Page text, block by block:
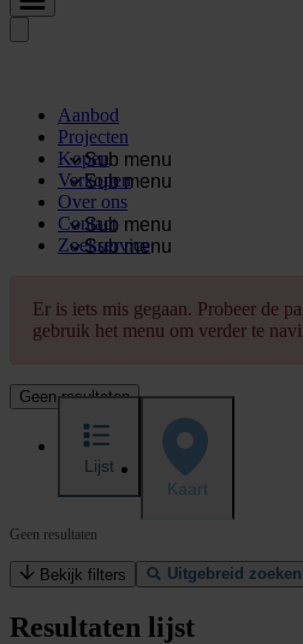
Aanbod
Projecten
Sub menu
Kopen
Sub menu
Verkopen
Over ons
Sub menu
Contact
Sub menu
Zoekservice
Er is iets mis gegaan. Probeer de
gebruik het menu om verder te
Geen resultaten
Lijst
Kaart
Geen resultaten
Bekijk filters Uitgebreid zoeken
Resultaten lijst